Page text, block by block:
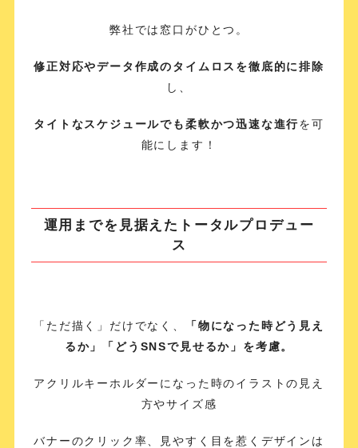
弊社では窓口がひとつ。
修正対応やデータ作成のタイムロスを徹底的に排除
し、
タイトなスケジュールでも柔軟かつ迅速な進行を可
能にします！
運用までを見据えたトータルプロデュー
ス
「ただ描く」だけでなく、
「物になった時どう見え
るか」「どうSNSで見せるか」を考慮。
アクリルキーホルダーになった時のイラストの見え
方やサイズ感
バナーのクリック率、見やすく目を惹くデザインは